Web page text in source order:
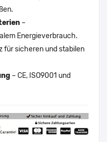
–
Energieverbrauch.
sicheren und stabilen
– CE, ISO9001 und